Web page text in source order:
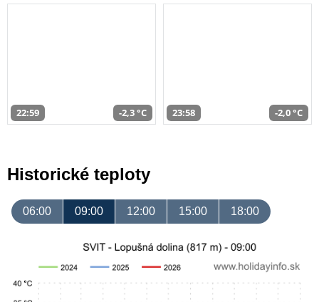
22:59 -2,3 °C 23:58 -2,0 °C
Historické teploty
06:00 09:00 12:00 15:00 18:00